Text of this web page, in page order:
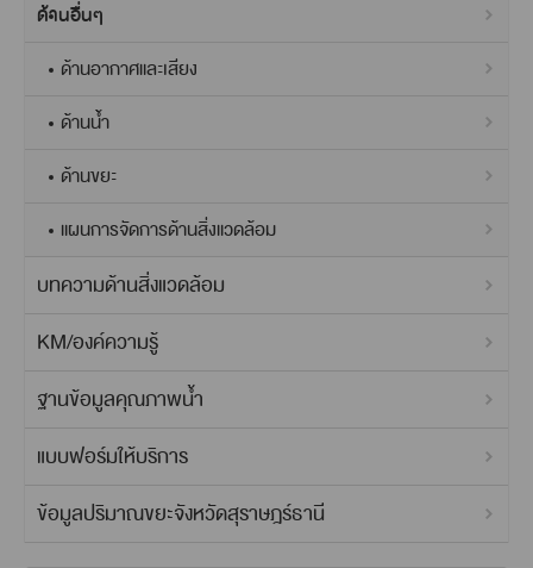
ด้านอื่นๆ
ด้านอากาศและเสียง
ด้านน้ำ
ด้านขยะ
แผนการจัดการด้านสิ่งแวดล้อม
บทความด้านสิ่งแวดล้อม
KM/องค์ความรู้
ฐานข้อมูลคุณภาพน้ำ
แบบฟอร์มให้บริการ
ข้อมูลปริมาณขยะจังหวัดสุราษฎร์ธานี